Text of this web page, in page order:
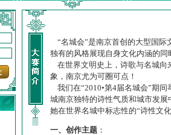
“名城会”是南京首创的大型国际
独有的风格展现自身文化内涵的
在世界文明史上，诗歌与名城向
象，南京尤为可圈可点！
我们在“2010•第4届名城会”期
城南京独特的诗性气质和城市发
她在世界名城中标志性的“诗性文
一、创作主题 ：